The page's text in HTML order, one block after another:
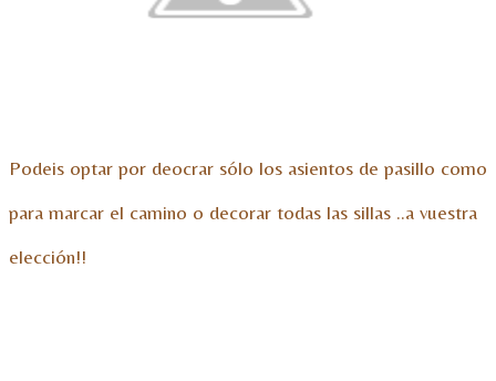
Podeis optar por deocrar sólo los asientos de pasillo como
para marcar el camino o decorar todas las sillas ..a vuestra
elección!!